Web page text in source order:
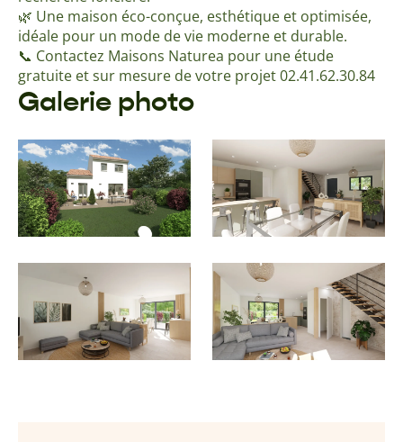
🌿 Une maison éco-conçue, esthétique et optimisée,
idéale pour un mode de vie moderne et durable.
📞 Contactez Maisons Naturea pour une étude
gratuite et sur mesure de votre projet 02.41.62.30.84
Galerie photo